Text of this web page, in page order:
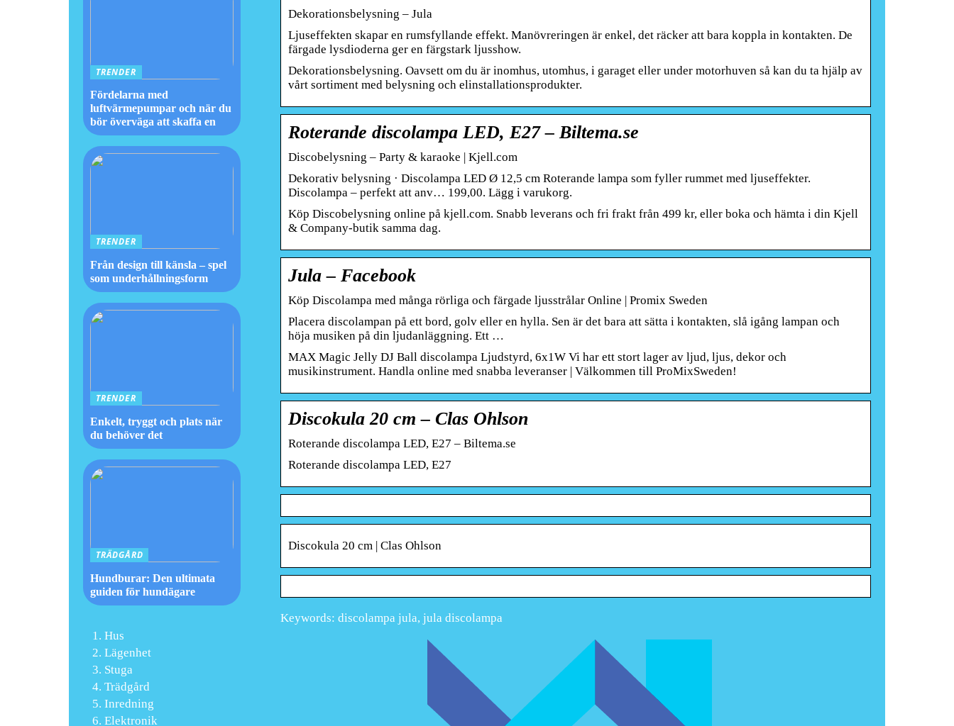
Dekorationsbelysning – Jula
Ljuseffekten skapar en rumsfyllande effekt. Manövreringen är enkel, det räcker att bara koppla in kontakten. De
färgade lysdioderna ger en färgstark ljusshow.
Dekorationsbelysning. Oavsett om du är inomhus, utomhus, i garaget eller under motorhuven så kan du ta hjälp av
vårt sortiment med belysning och elinstallationsprodukter.
Roterande discolampa LED, E27 – Biltema.se
Discobelysning – Party & karaoke | Kjell.com
Dekorativ belysning · Discolampa LED Ø 12,5 cm Roterande lampa som fyller rummet med ljuseffekter.
Discolampa – perfekt att anv… 199,00. Lägg i varukorg.
Köp Discobelysning online på kjell.com. Snabb leverans och fri frakt från 499 kr, eller boka och hämta i din Kjell
& Company-butik samma dag.
Jula – Facebook
Köp Discolampa med många rörliga och färgade ljusstrålar Online | Promix Sweden
Placera discolampan på ett bord, golv eller en hylla. Sen är det bara att sätta i kontakten, slå igång lampan och
höja musiken på din ljudanläggning. Ett …
MAX Magic Jelly DJ Ball discolampa Ljudstyrd, 6x1W Vi har ett stort lager av ljud, ljus, dekor och
musikinstrument. Handla online med snabba leveranser | Välkommen till ProMixSweden!
Discokula 20 cm – Clas Ohlson
Roterande discolampa LED, E27 – Biltema.se
Roterande discolampa LED, E27
Discokula 20 cm | Clas Ohlson
Keywords: discolampa jula, jula discolampa
TRENDER
Fördelarna med
luftvärmepumpar och när du
bör överväga att skaffa en
TRENDER
Från design till känsla – spel
som underhållningsform
TRENDER
Enkelt, tryggt och plats när
du behöver det
TRÄDGÅRD
Hundburar: Den ultimata
guiden för hundägare
Hus
Lägenhet
Stuga
Trädgård
Inredning
Elektronik